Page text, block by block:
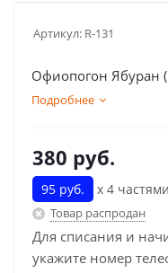
Артикул: R-131
Офиопогон Ябуран
Подробнее
380 руб.
95 руб. х 4
Товар распродан
Для списания и
укажите номер